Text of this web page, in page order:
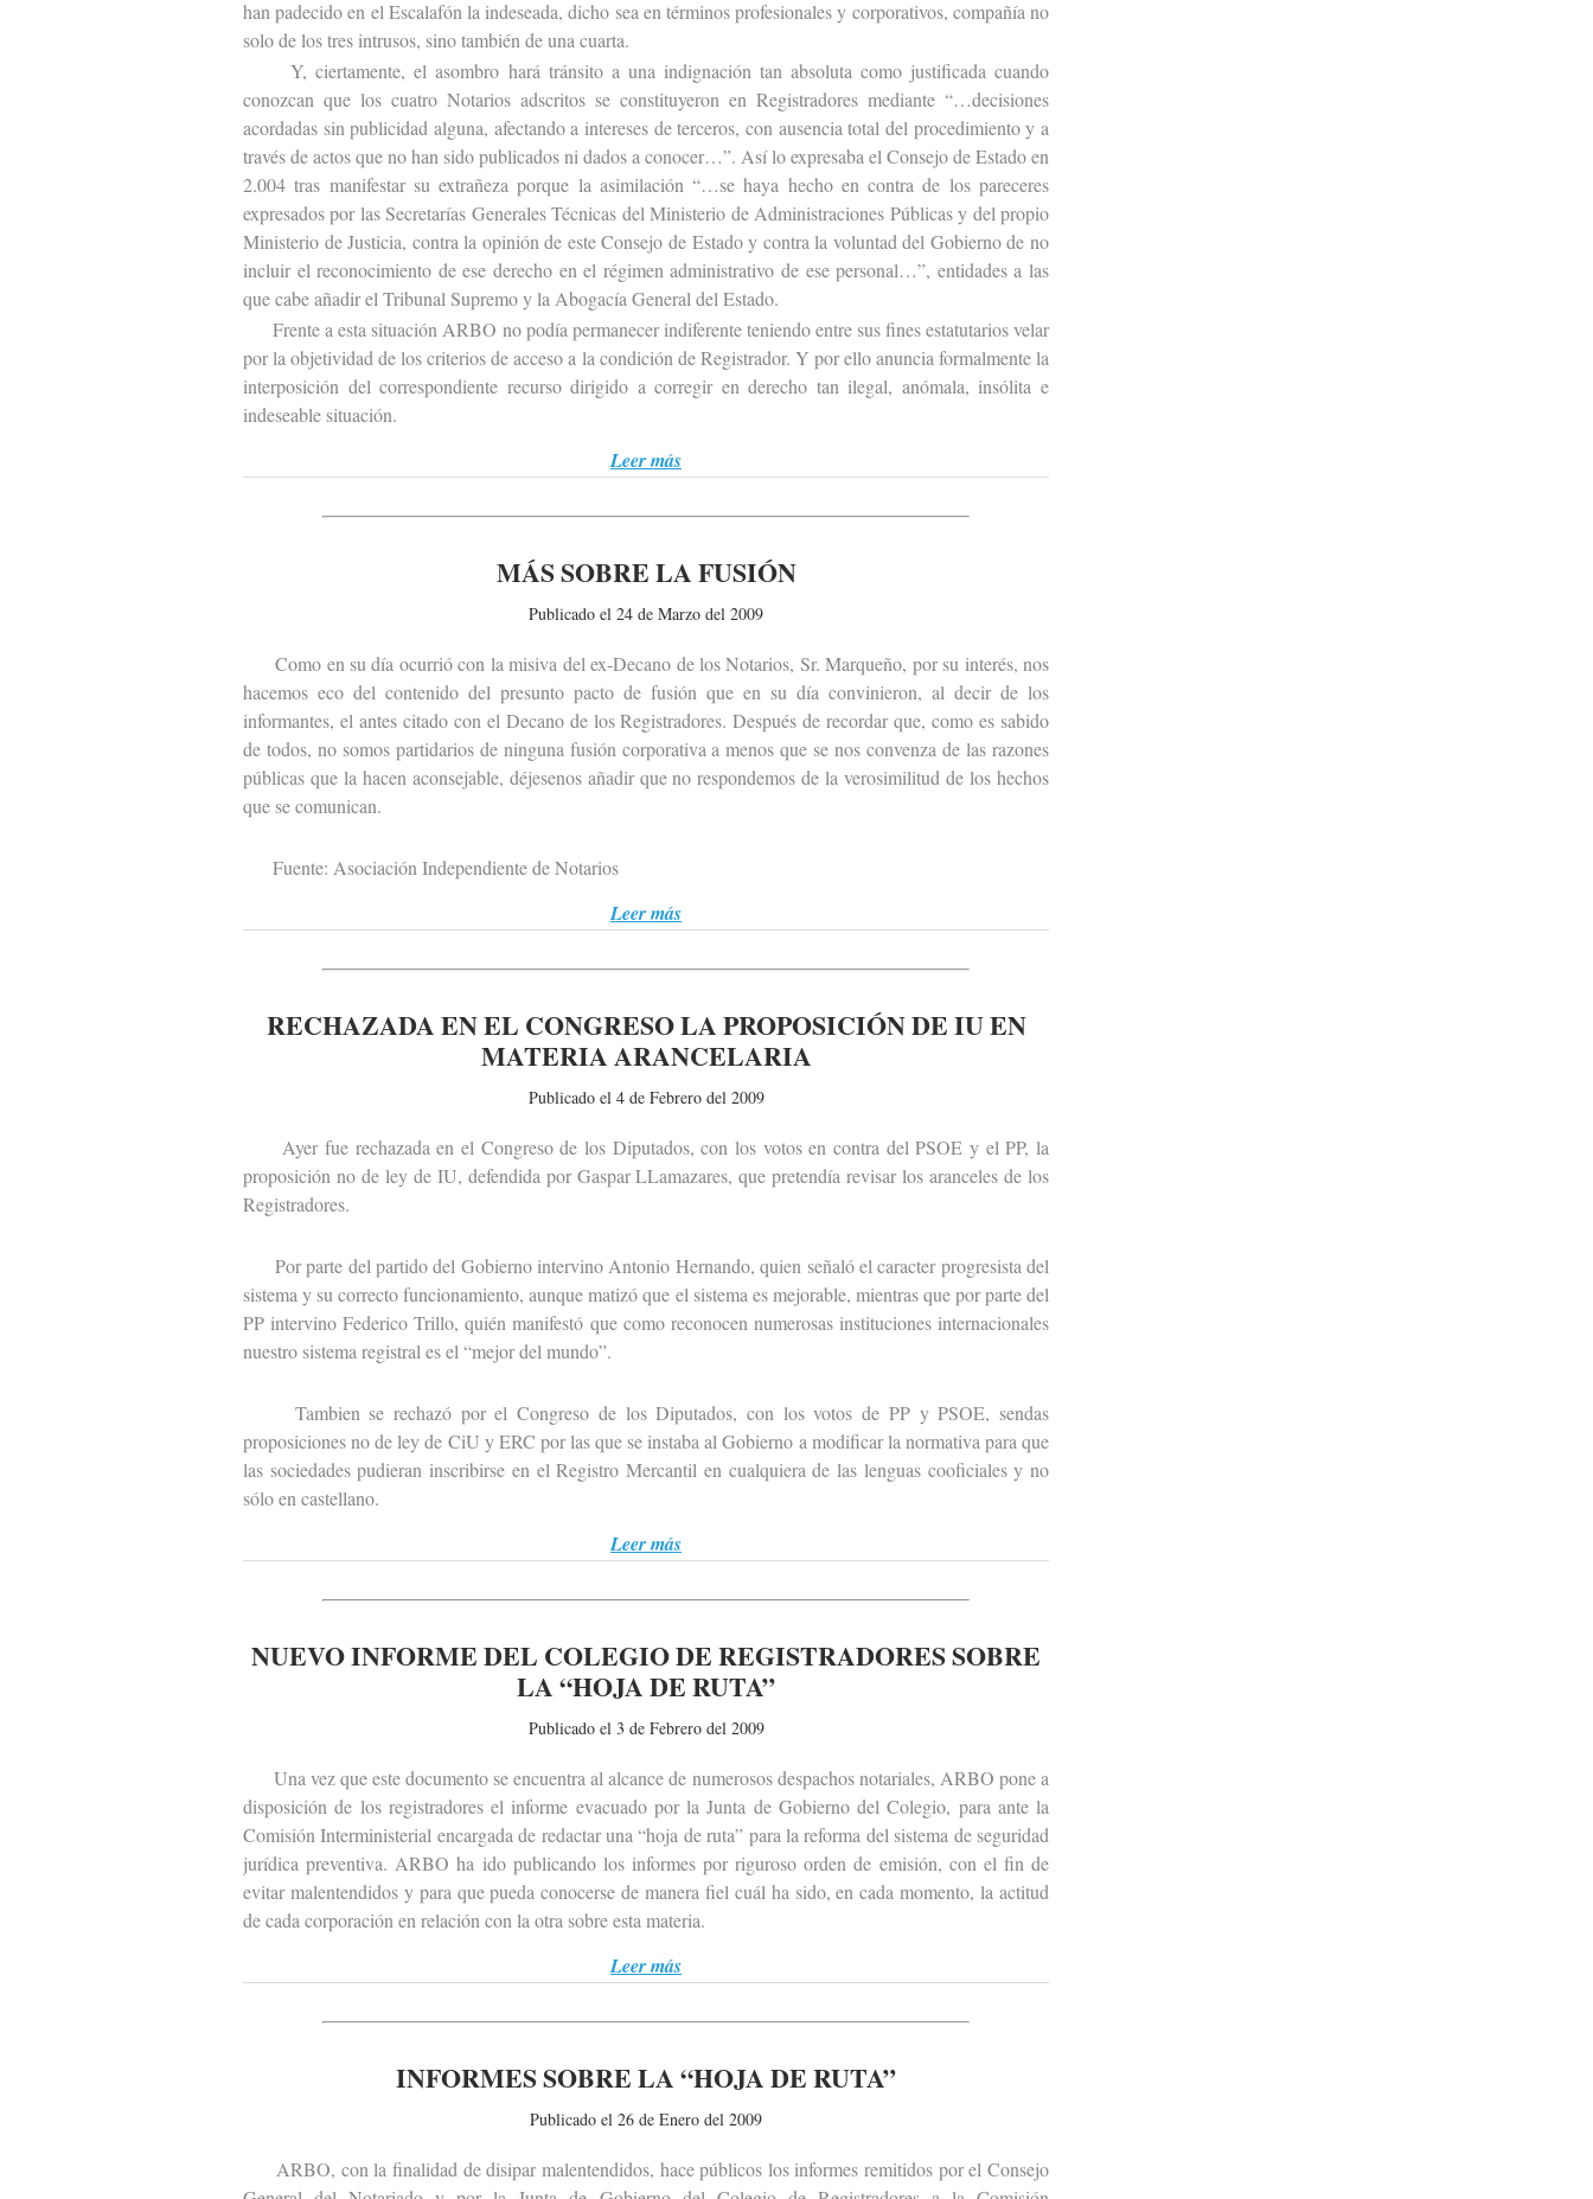
han padecido en el Escalafón la indeseada, dicho sea en términos profesionales y corporativos, compañía no
solo de los tres intrusos, sino también de una cuarta.
Y, ciertamente, el asombro hará tránsito a una indignación tan absoluta como justificada cuando
conozcan que los cuatro Notarios adscritos se constituyeron en Registradores mediante “…decisiones
acordadas sin publicidad alguna, afectando a intereses de terceros, con ausencia total del procedimiento y a
través de actos que no han sido publicados ni dados a conocer…”. Así lo expresaba el Consejo de Estado en
2.004 tras manifestar su extrañeza porque la asimilación “…se haya hecho en contra de los pareceres
expresados por las Secretarías Generales Técnicas del Ministerio de Administraciones Públicas y del propio
Ministerio de Justicia, contra la opinión de este Consejo de Estado y contra la voluntad del Gobierno de no
incluir el reconocimiento de ese derecho en el régimen administrativo de ese personal…”, entidades a las
que cabe añadir el Tribunal Supremo y la Abogacía General del Estado.
Frente a esta situación ARBO no podía permanecer indiferente teniendo entre sus fines estatutarios velar
por la objetividad de los criterios de acceso a la condición de Registrador. Y por ello anuncia formalmente la
interposición del correspondiente recurso dirigido a corregir en derecho tan ilegal, anómala, insólita e
indeseable situación.
Leer más
MÁS SOBRE LA FUSIÓN
Publicado el 24 de Marzo del 2009
Como en su día ocurrió con la misiva del ex-Decano de los Notarios, Sr. Marqueño, por su interés, nos
hacemos eco del contenido del presunto pacto de fusión que en su día convinieron, al decir de los
informantes, el antes citado con el Decano de los Registradores. Después de recordar que, como es sabido
de todos, no somos partidarios de ninguna fusión corporativa a menos que se nos convenza de las razones
públicas que la hacen aconsejable, déjesenos añadir que no respondemos de la verosimilitud de los hechos
que se comunican.
Fuente: Asociación Independiente de Notarios
Leer más
RECHAZADA EN EL CONGRESO LA PROPOSICIÓN DE IU EN
MATERIA ARANCELARIA
Publicado el 4 de Febrero del 2009
Ayer fue rechazada en el Congreso de los Diputados, con los votos en contra del PSOE y el PP, la
proposición no de ley de IU, defendida por Gaspar LLamazares, que pretendía revisar los aranceles de los
Registradores.
Por parte del partido del Gobierno intervino Antonio Hernando, quien señaló el caracter progresista del
sistema y su correcto funcionamiento, aunque matizó que el sistema es mejorable, mientras que por parte del
PP intervino Federico Trillo, quién manifestó que como reconocen numerosas instituciones internacionales
nuestro sistema registral es el “mejor del mundo”.
Tambien se rechazó por el Congreso de los Diputados, con los votos de PP y PSOE, sendas
proposiciones no de ley de CiU y ERC por las que se instaba al Gobierno a modificar la normativa para que
las sociedades pudieran inscribirse en el Registro Mercantil en cualquiera de las lenguas cooficiales y no
sólo en castellano.
Leer más
NUEVO INFORME DEL COLEGIO DE REGISTRADORES SOBRE
LA “HOJA DE RUTA”
Publicado el 3 de Febrero del 2009
Una vez que este documento se encuentra al alcance de numerosos despachos notariales, ARBO pone a
disposición de los registradores el informe evacuado por la Junta de Gobierno del Colegio, para ante la
Comisión Interministerial encargada de redactar una “hoja de ruta” para la reforma del sistema de seguridad
jurídica preventiva. ARBO ha ido publicando los informes por riguroso orden de emisión, con el fin de
evitar malentendidos y para que pueda conocerse de manera fiel cuál ha sido, en cada momento, la actitud
de cada corporación en relación con la otra sobre esta materia.
Leer más
INFORMES SOBRE LA “HOJA DE RUTA”
Publicado el 26 de Enero del 2009
ARBO, con la finalidad de disipar malentendidos, hace públicos los informes remitidos por el Consejo